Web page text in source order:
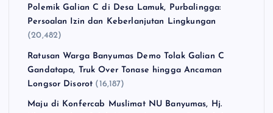
Polemik Galian C di Desa Lamuk, Purbalingga:
Persoalan Izin dan Keberlanjutan Lingkungan
(20,482)
Ratusan Warga Banyumas Demo Tolak Galian C
Gandatapa, Truk Over Tonase hingga Ancaman
Longsor Disorot (16,187)
Maju di Konfercab Muslimat NU Banyumas, Hj.